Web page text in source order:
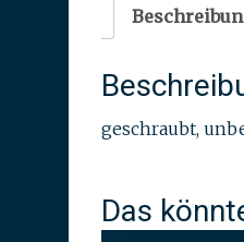
geschraubt,
Das